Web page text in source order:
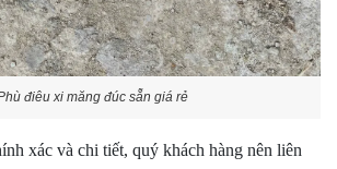
điêu xi măng đúc sẵn giá rẻ
xác và chi tiết, quý khách hàng nên liên